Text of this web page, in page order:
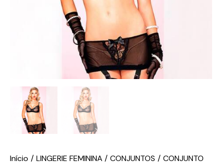
Início LINGERIE FEMININA CONJUNTOS
CONJUNTO